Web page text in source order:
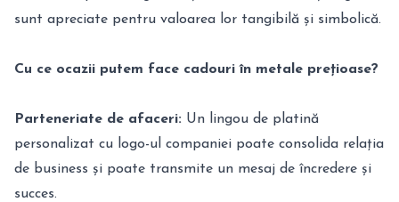
sunt apreciate pentru valoarea lor tangibilă și simbolică.
Cu ce ocazii putem face cadouri în metale prețioase?
Parteneriate de afaceri: Un lingou de platină
personalizat cu logo-ul companiei poate consolida relația
de business și poate transmite un mesaj de încredere și
succes.